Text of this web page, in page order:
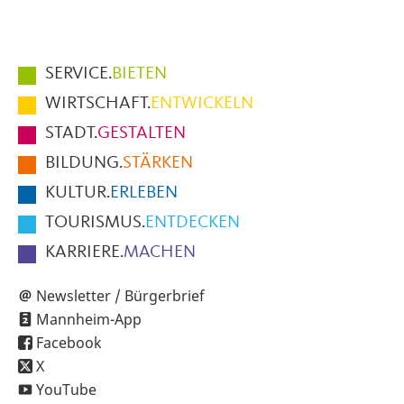
Hauptmenüpunkte
im
Fußbereich
der
Seite
SERVICE.BIETEN
WIRTSCHAFT.ENTWICKELN
STADT.GESTALTEN
BILDUNG.STÄRKEN
KULTUR.ERLEBEN
TOURISMUS.ENTDECKEN
KARRIERE.MACHEN
Newsletter / Bürgerbrief
Mannheim-App
Facebook
X
YouTube